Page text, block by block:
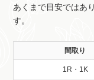
あくまで目安ではあ
す。
間取り
1R・1K